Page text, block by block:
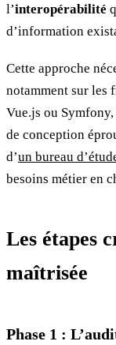
l’interopérabilité
d’information
Cette approche
notamment sur les
Vue.js ou
de conception
d’un bureau
besoins métier en
Les étapes
maîtrisée
Phase 1 :